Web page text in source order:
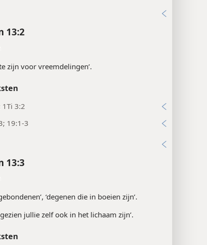
13:2
zijn voor vreemdelingen’.
1Ti 3:2
19:1-3
13:3
‘degenen die in boeien zijn’.
jullie zelf ook in het lichaam zijn’.